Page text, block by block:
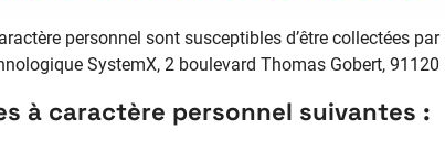
personnel sont susceptibles d’être collectées
SystemX, 2 boulevard Thomas Gobert, 91120
à caractère personnel suivantes :